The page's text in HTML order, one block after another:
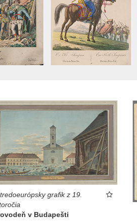
grafik z 19.
v Budapešti